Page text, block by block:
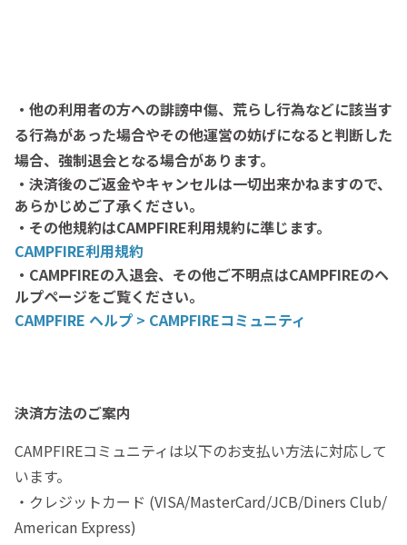
・他の利用者の方への誹謗中傷、荒らし行為などに該当す
る行為があった場合やその他運営の妨げになると判断した
場合、強制退会となる場合があります。
・決済後のご返金やキャンセルは一切出来かねますので、
あらかじめご了承ください。
・その他規約はCAMPFIRE利用規約に準じます。
CAMPFIRE利用規約
・CAMPFIREの入退会、その他ご不明点はCAMPFIREのヘ
ルプページをご覧ください。
CAMPFIRE ヘルプ > CAMPFIREコミュニティ
決済方法のご案内
CAMPFIREコミュニティは以下のお支払い方法に対応して
います。
・クレジットカード (VISA/MasterCard/JCB/Diners Club/
American Express)